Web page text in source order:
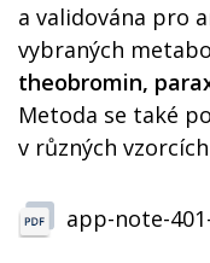
a validována pro
vybraných
theobromin,
Metoda se také
v různých
app-note-